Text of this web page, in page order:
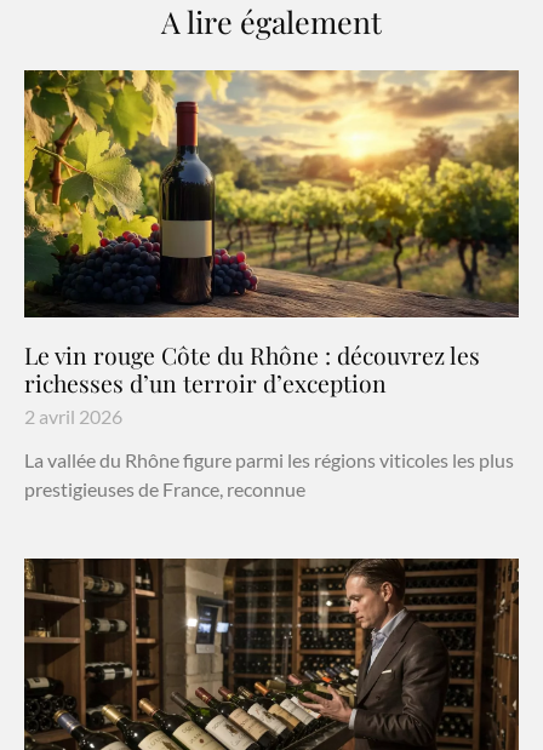
A lire également
Le vin rouge Côte du Rhône : découvrez les
richesses d’un terroir d’exception
2 avril 2026
La vallée du Rhône figure parmi les régions viticoles les plus
prestigieuses de France, reconnue